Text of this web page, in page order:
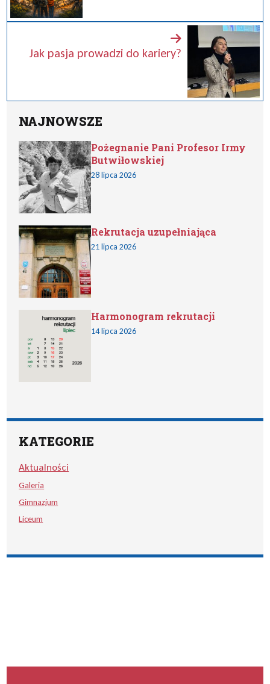
Jak pasja prowadzi do kariery?
NAJNOWSZE
Pożegnanie Pani Profesor Irmy
Butwiłowskiej
28 lipca 2026
Rekrutacja uzupełniająca
21 lipca 2026
Harmonogram rekrutacji
14 lipca 2026
KATEGORIE
Aktualności
Galeria
Gimnazjum
Liceum